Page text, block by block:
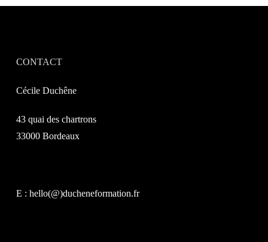
CONTACT
Cécile Duchêne
43 quai des chartrons
33000 Bordeaux
E : hello(@)ducheneformation.fr